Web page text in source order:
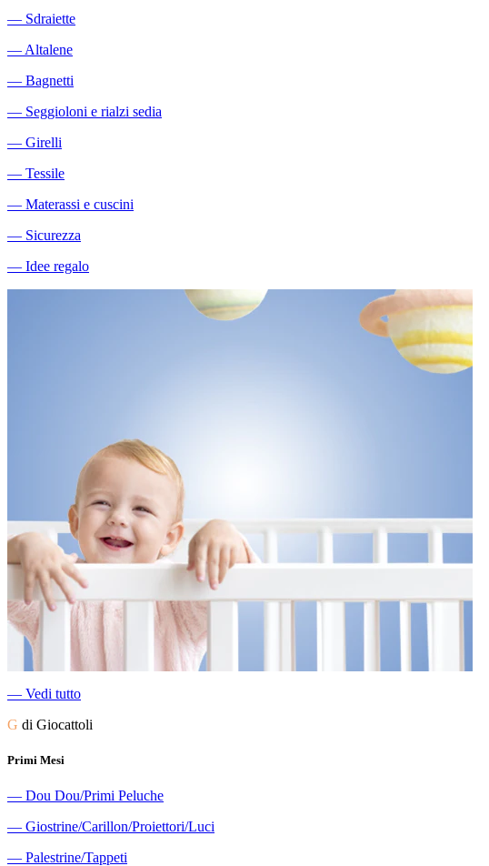
― Sdraiette
― Altalene
― Bagnetti
― Seggioloni e rialzi sedia
― Girelli
― Tessile
― Materassi e cuscini
― Sicurezza
― Idee regalo
― Vedi tutto
G di Giocattoli
Primi Mesi
― Dou Dou/Primi Peluche
― Giostrine/Carillon/Proiettori/Luci
― Palestrine/Tappeti